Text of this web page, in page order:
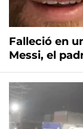
Falleció en
Messi, el